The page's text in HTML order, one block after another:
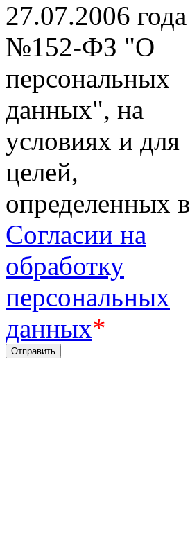
27.07.2006 года
№152-ФЗ "О
персональных
данных", на
условиях и для
целей,
определенных в
Согласии на
обработку
персональных
данных*